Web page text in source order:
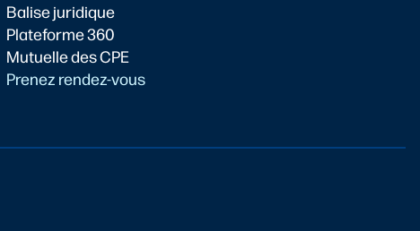
Balise juridique
Plateforme 360
Mutuelle des CPE
Prenez rendez-vous